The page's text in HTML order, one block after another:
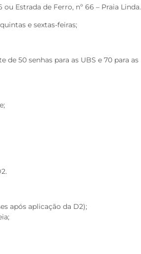
Estrada de Ferro, nº 66 – Praia Linda.
e sextas-feiras;
50 senhas para as UBS e 70 para as
após aplicação da D2);